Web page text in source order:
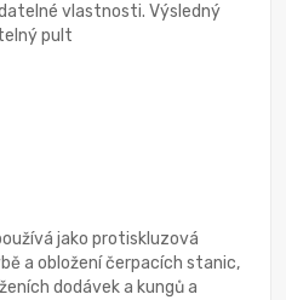
vlastnosti. Výsledný
pult
jako protiskluzová
a obložení čerpacích stanic,
dodávek a kungů a